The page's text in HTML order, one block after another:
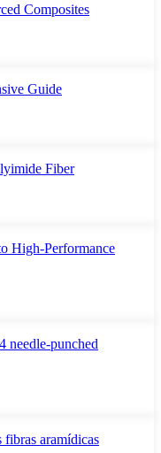
Composites
Guide
Fiber
High-Performance
needle-punched
fibras aramídicas